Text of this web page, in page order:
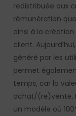
redistribuée aux
rémunération
ainsi à la création
client.
généré par les
permet
temps, car la
achat/(re)vente.
un modèle où